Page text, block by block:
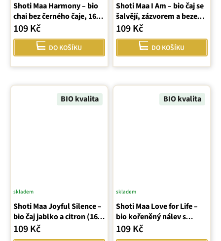
Shoti Maa Harmony – bio
chai bez černého čaje, 16
sáčků (32 g ℮)
109 Kč
DO KOŠÍKU
Shoti Maa I Am – bio čaj se
šalvějí, zázvorem a bezem
(16 sáčků)
109 Kč
DO KOŠÍKU
BIO kvalita
Shoti Maa Joyful Silence –
bio čaj jablko a citron (16
sáčků)
skladem
109 Kč
BIO kvalita
Shoti Maa Love for Life –
bio kořeněný nálev s
kakaem a pomerančem
skladem
109 Kč